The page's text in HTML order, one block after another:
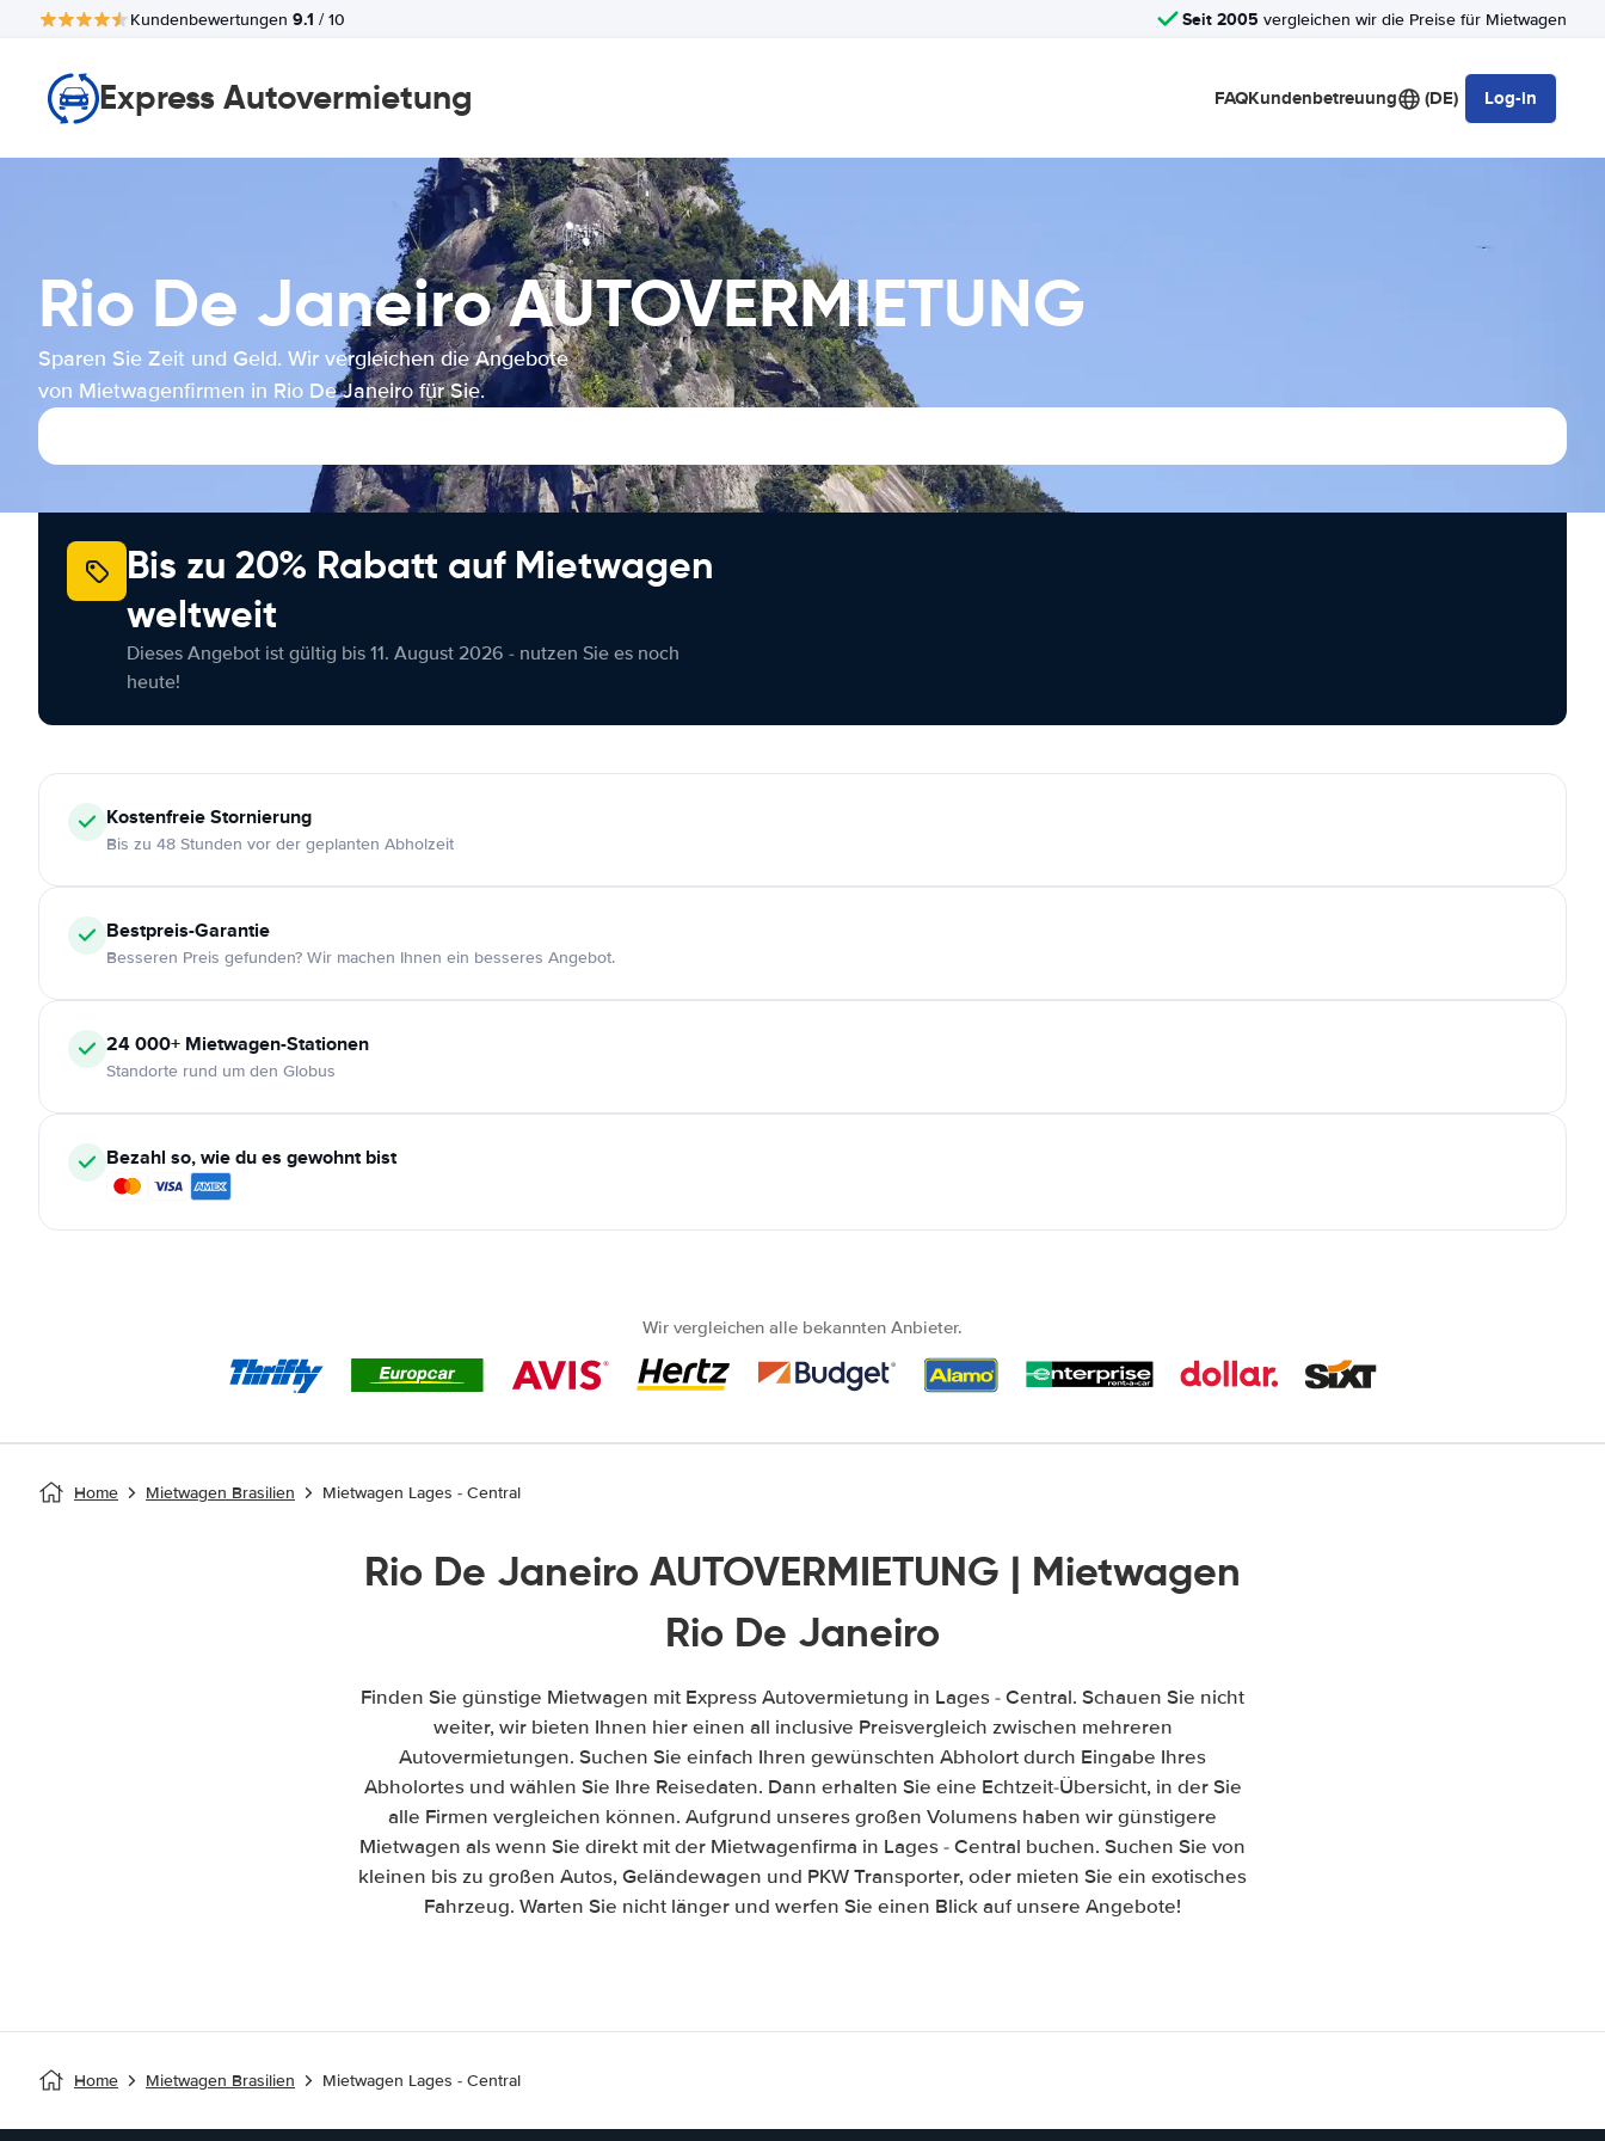
Kundenbewertungen 9.1 / 10 Seit 2005 vergleichen wir die Preise für Mietwagen
Express Autovermietung FAQKundenbetreuung (DE) Log-in
Rio De Janeiro AUTOVERMIETUNG
Sparen Sie Zeit und Geld. Wir vergleichen die Angebote
von Mietwagenfirmen in Rio De Janeiro für Sie.
Bis zu 20% Rabatt auf Mietwagen
weltweit
Dieses Angebot ist gültig bis 11. August 2026 - nutzen Sie es noch
heute!
KostenfreieStornierung
Bis zu 48 Stunden vor der geplanten Abholzeit
Bestpreis-Garantie
Besseren Preis gefunden? Wir machen Ihnen ein besseres Angebot.
24 000+ Mietwagen-Stationen
Standorte rund um den Globus
Bezahl so, wie du es gewohnt bist
Wir vergleichen alle bekannten Anbieter.
Home Mietwagen Brasilien Mietwagen Lages - Central
Rio De Janeiro AUTOVERMIETUNG | Mietwagen
Rio De Janeiro
Finden Sie günstige Mietwagen mit Express Autovermietung in Lages - Central. Schauen Sie nicht
weiter, wir bieten Ihnen hier einen all inclusive Preisvergleich zwischen mehreren
Autovermietungen. Suchen Sie einfach Ihren gewünschten Abholort durch Eingabe Ihres
Abholortes und wählen Sie Ihre Reisedaten. Dann erhalten Sie eine Echtzeit-Übersicht, in der Sie
alle Firmen vergleichen können. Aufgrund unseres großen Volumens haben wir günstigere
Mietwagen als wenn Sie direkt mit der Mietwagenfirma in Lages - Central buchen. Suchen Sie von
kleinen bis zu großen Autos, Geländewagen und PKW Transporter, oder mieten Sie ein exotisches
Fahrzeug. Warten Sie nicht länger und werfen Sie einen Blick auf unsere Angebote!
Home Mietwagen Brasilien Mietwagen Lages - Central